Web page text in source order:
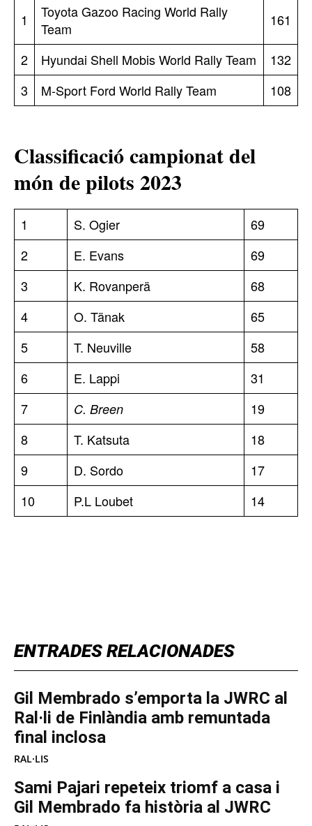
ENTRADES RELACIONADES
Gil Membrado s’emporta la JWRC al
Ral·li de Finlàndia amb remuntada
final inclosa
RAL·LIS
Sami Pajari repeteix triomf a casa i
Gil Membrado fa història al JWRC
1
Toyota Gazoo Racing World Rally
Team
161
2 Hyundai Shell Mobis World Rally Team
132
3
M-Sport Ford World Rally Team 108
Classificació campionat del
món de pilots 2023
1 S. Ogier
69
2
E. Evans
69
3
K. Rovanperä
68
4
O. Tänak
65
5
T. Neuville
58
6
E. Lappi
31
7
C. Breen
19
8
T. Katsuta
18
9
D. Sordo
17
10
P.L Loubet 14